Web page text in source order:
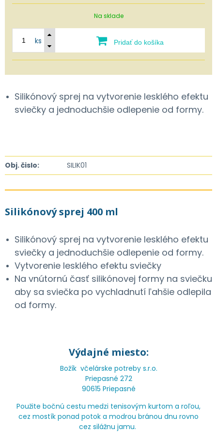
Na sklade
ks Pridať do košíka
Silikónový sprej na vytvorenie lesklého efektu
sviečky a jednoduchšie odlepenie od formy.
Obj. čislo: SILIK01
Silikónový sprej 400 ml
Silikónový sprej na vytvorenie lesklého efektu
sviečky a jednoduchšie odlepenie od formy.
Vytvorenie lesklého efektu sviečky
Na vnútornú časť silikónovej formy na sviečku
aby sa sviečka po vychladnutí ľahšie odlepila
od formy.
Výdajné miesto:
Božík včelárske potreby s.r.o.
Priepasné 272
90615 Priepasné
Použite bočnú cestu medzi tenisovým kurtom a roľou,
cez mostík ponad potok a modrou bránou dnu rovno
cez silážnu jamu.